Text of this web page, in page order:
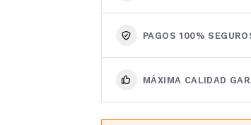
PAGOS 100%
MÁXIMA CALIDAD